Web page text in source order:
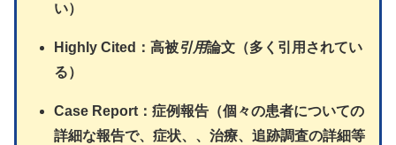
い）
Highly Cited：高被引用論文（多く引用されてい
る）
Case Report：症例報告（個々の患者についての
詳細な報告で、症状、、治療、追跡調査の詳細等